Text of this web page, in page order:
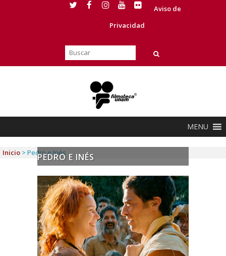
Aviso de
Privacidad
MENU
PEDRO E INÉS
Inicio > Pedro e Inés